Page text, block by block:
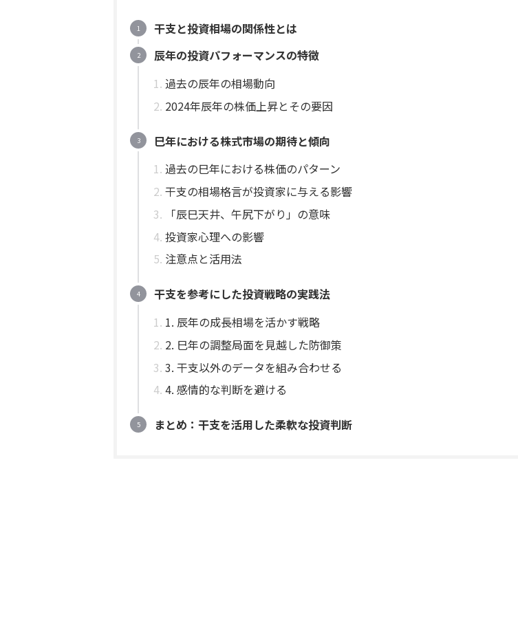
干支と投資相場の関係性とは
辰年の投資パフォーマンスの特徴
過去の辰年の相場動向
2024年辰年の株価上昇とその要因
巳年における株式市場の期待と傾向
過去の巳年における株価のパターン
干支の相場格言が投資家に与える影響
「辰巳天井、午尻下がり」の意味
投資家心理への影響
注意点と活用法
干支を参考にした投資戦略の実践法
1. 辰年の成長相場を活かす戦略
2. 巳年の調整局面を見越した防御策
3. 干支以外のデータを組み合わせる
4. 感情的な判断を避ける
まとめ：干支を活用した柔軟な投資判断